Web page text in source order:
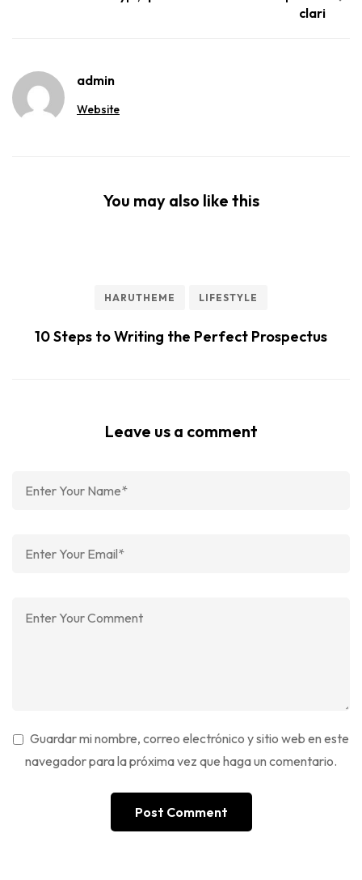
clari
admin
Website
You may also like this
HARUTHEME LIFESTYLE
10 Steps to Writing the Perfect Prospectus
Leave us a comment
Guardar mi nombre, correo electrónico y sitio web en este
navegador para la próxima vez que haga un comentario.